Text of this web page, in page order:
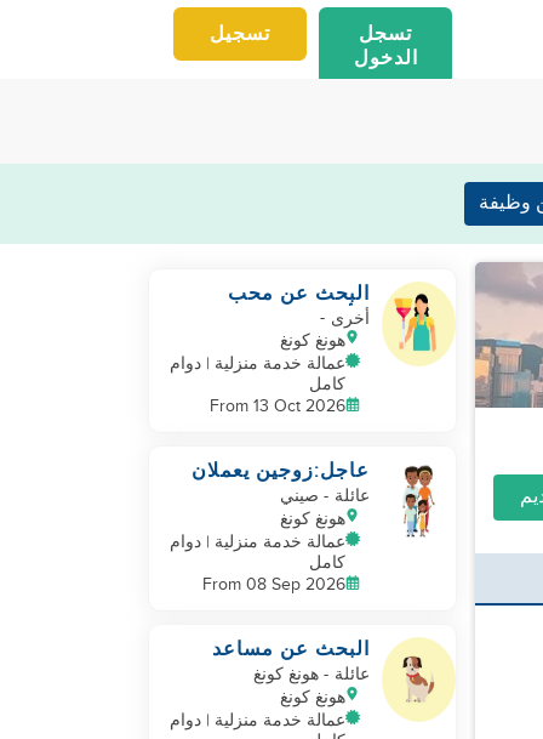
تسجيل
تسجل
الدخول
وظيفة
البحث عن محب
للأطفال ومساعد
مجتهد
أخرى -
هونغ كونغ
عمالة خدمة منزلية | دوام
كامل
From 13 Oct 2026
عاجل:زوجين يعملان
ولديهم طفلين
عائلة - صيني
هونغ كونغ
عمالة خدمة منزلية | دوام
كامل
From 08 Sep 2026
البحث عن مساعد
لعشاق الحيوانات
الأليفة
عائلة - هونغ كونغ
هونغ كونغ
عمالة خدمة منزلية | دوام